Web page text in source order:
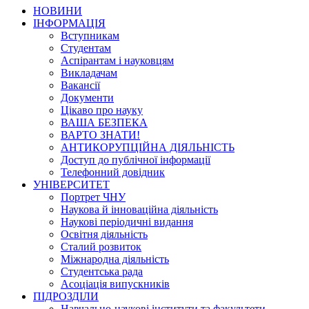
НОВИНИ
ІНФОРМАЦІЯ
Вступникам
Студентам
Аспірантам і науковцям
Викладачам
Вакансії
Документи
Цікаво про науку
ВАША БЕЗПЕКА
ВАРТО ЗНАТИ!
АНТИКОРУПЦІЙНА ДІЯЛЬНІСТЬ
Доступ до публічної інформації
Телефонний довідник
УНІВЕРСИТЕТ
Портрет ЧНУ
Наукова й інноваційна діяльність
Наукові періодичні видання
Освітня діяльність
Сталий розвиток
Міжнародна діяльність
Студентська рада
Асоціація випускників
ПІДРОЗДІЛИ